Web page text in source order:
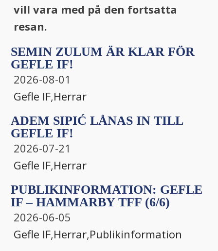
vill vara med på den fortsatta
resan.
SEMIN ZULUM ÄR KLAR FÖR
GEFLE IF!
2026-08-01
Gefle IF,Herrar
ADEM SIPIĆ LÅNAS IN TILL
GEFLE IF!
2026-07-21
Gefle IF,Herrar
PUBLIKINFORMATION: GEFLE
IF – HAMMARBY TFF (6/6)
2026-06-05
Gefle IF,Herrar,Publikinformation